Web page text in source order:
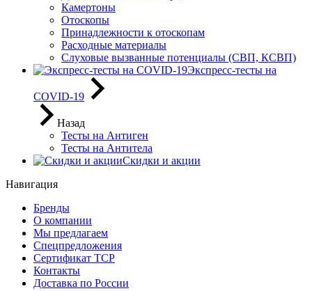
Камертоны
Отоскопы
Принадлежности к отоскопам
Расходные материалы
Слуховые вызванные потенциалы (СВП, КСВП)
Экспресс-тесты на
COVID-19
Назад
Тесты на Антиген
Тесты на Антитела
Скидки и акции
Навигация
Бренды
О компании
Мы предлагаем
Спецпредложения
Сертификат ТСР
Контакты
Доставка по России